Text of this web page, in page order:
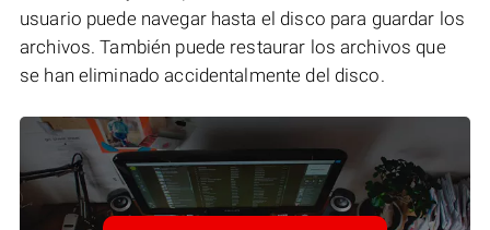
usuario puede navegar hasta el disco para guardar los
archivos. También puede restaurar los archivos que
se han eliminado accidentalmente del disco.